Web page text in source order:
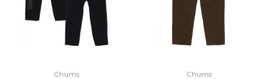
Chums Chums